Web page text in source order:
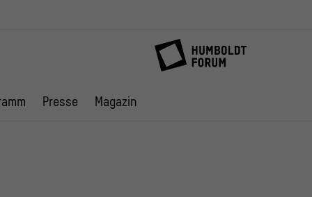
Presse Magazin